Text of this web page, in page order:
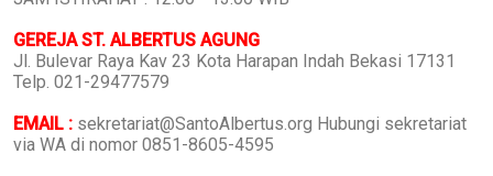
GEREJA ST. ALBERTUS AGUNG
Jl. Bulevar Raya Kav 23 Kota Harapan Indah Bekasi 17131
Telp. 021-29477579
EMAIL : sekretariat@SantoAlbertus.org Hubungi sekretariat
via WA di nomor 0851-8605-4595